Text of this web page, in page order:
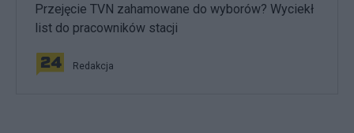
Przejęcie TVN zahamowane do wyborów? Wyciekł
list do pracowników stacji
Redakcja